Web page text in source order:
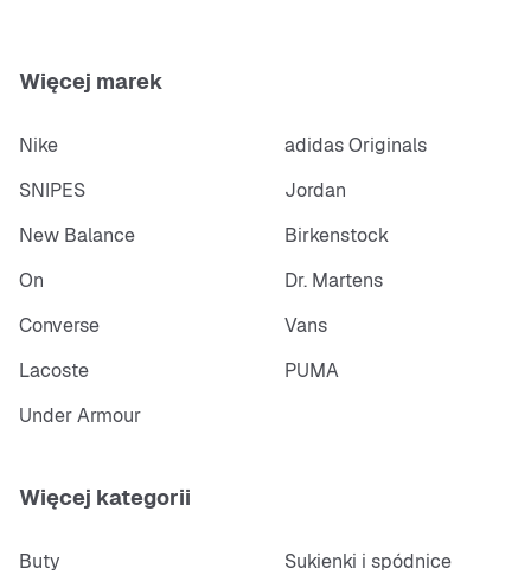
Więcej marek
Nike
adidas Originals
SNIPES
Jordan
New Balance
Birkenstock
On
Dr. Martens
Converse
Vans
Lacoste
PUMA
Under Armour
Więcej kategorii
Buty
Sukienki i spódnice